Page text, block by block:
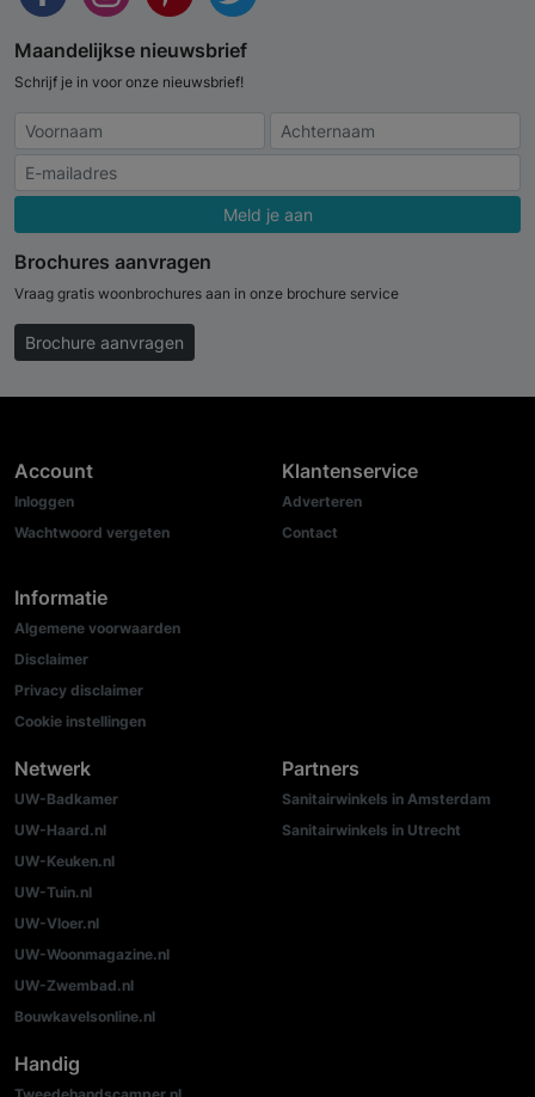
Maandelijkse nieuwsbrief
Schrijf je in voor onze nieuwsbrief!
Meld je aan
Brochures aanvragen
Vraag gratis woonbrochures aan in onze brochure service
Brochure aanvragen
Account
Inloggen
Wachtwoord vergeten
Informatie
Algemene voorwaarden
Disclaimer
Privacy disclaimer
Cookie instellingen
Klantenservice
Adverteren
Contact
Netwerk
UW-Badkamer
UW-Haard.nl
UW-Keuken.nl
UW-Tuin.nl
UW-Vloer.nl
UW-Woonmagazine.nl
UW-Zwembad.nl
Bouwkavelsonline.nl
Partners
Sanitairwinkels in Amsterdam
Sanitairwinkels in Utrecht
Handig